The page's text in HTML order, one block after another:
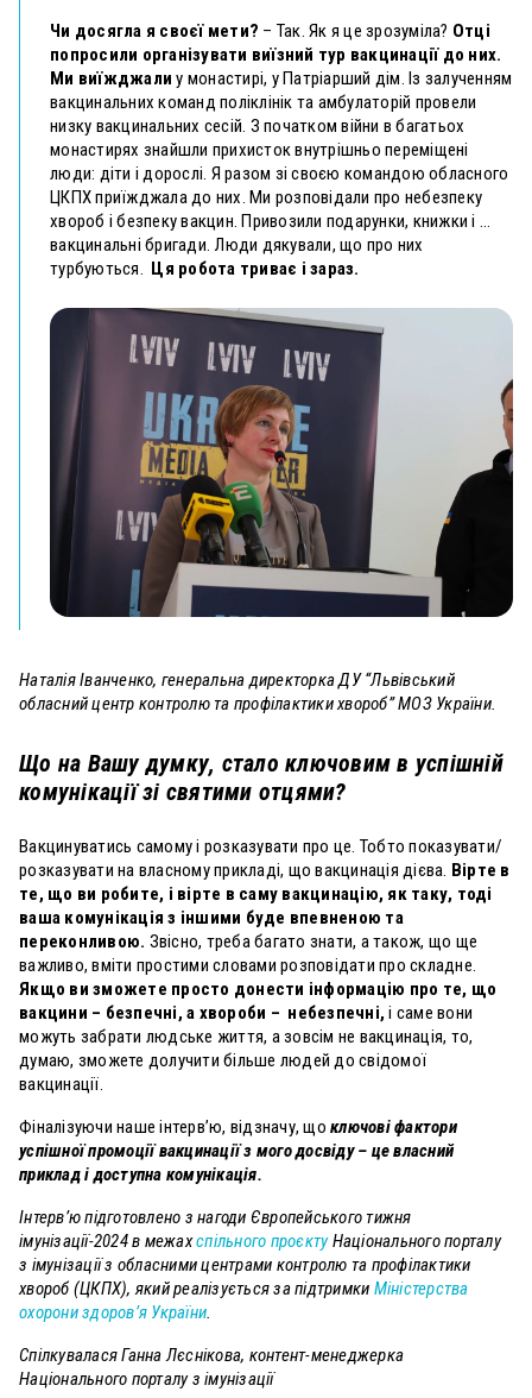
Чи досягла я своєї мети? – Так. Як я це зрозуміла? Отці
попросили організувати виїзний тур вакцинації до них.
Ми виїжджалиу монастирі, у Патріарший дім. Із залученням
вакцинальних команд поліклінік та амбулаторій провели
низку вакцинальних сесій. З початком війни в багатьох
монастирях знайшли прихисток внутрішньо переміщені
люди: діти і дорослі. Я разом зі своєю командою обласного
ЦКПХ приїжджала до них. Ми розповідали про небезпеку
хвороб і безпеку вакцин. Привозили подарунки, книжки і …
вакцинальні бригади. Люди дякували, що про них
турбуються. Ця робота триває і зараз.
Наталія Іванченко, генеральна директорка ДУ “Львівський
обласний центр контролю та профілактики хвороб” МОЗ України.
Що на Вашу думку, стало ключовим в успішній
комунікації зі святими отцями?
Вакцинуватись самому і розказувати про це. Тобто показувати/
розказувати на власному прикладі, що вакцинація дієва. Вірте в
те, що ви робите, і вірте в саму вакцинацію, як таку, тоді
ваша комунікація з іншими буде впевненою та
переконливою. Звісно, треба багато знати, а також, що ще
важливо, вміти простими словами розповідати про складне.
Якщо ви зможете просто донести інформацію про те, що
вакцини – безпечні, а хвороби – небезпечні, і саме вони
можуть забрати людське життя, а зовсім не вакцинація, то,
думаю, зможете долучити більше людей до свідомої
вакцинації.
Фіналізуючи наше інтерв’ю, відзначу, що ключові фактори
успішної промоції вакцинації з мого досвіду – це власний
приклад і доступна комунікація.
Інтерв’ю підготовлено з нагоди Європейського тижня
імунізації-2024 в межахспільного проєктуНаціонального порталу
з імунізації з обласними центрами контролю та профілактики
хвороб (ЦКПХ), який реалізується за підтримки Міністерства
охорони здоров’я України.
Спілкувалася Ганна Лєснікова, контент-менеджерка
Національного порталу з імунізації